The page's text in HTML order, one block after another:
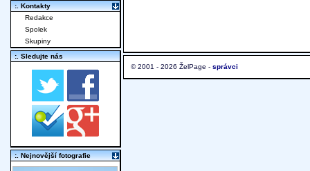
© 2001 - 2026 ŽelPage - správci
:. Kontakty
Redakce
Spolek
Skupiny
:. Sledujte nás
:. Nejnovější fotografie